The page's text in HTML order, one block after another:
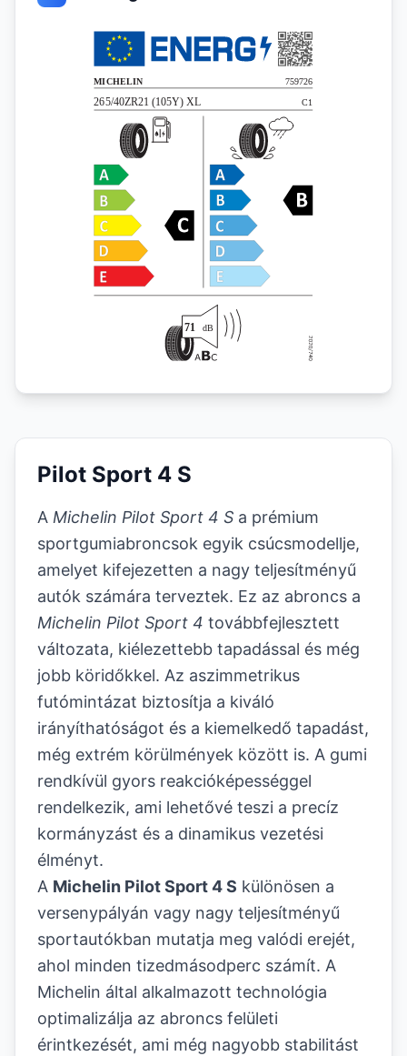
Pilot Sport 4 S
A Michelin Pilot Sport 4 S a prémium
sportgumiabroncsok egyik csúcsmodellje,
amelyet kifejezetten a nagy teljesítményű
autók számára terveztek. Ez az abroncs a
Michelin Pilot Sport 4 továbbfejlesztett
változata, kiélezettebb tapadással és még
jobb köridőkkel. Az aszimmetrikus
futómintázat biztosítja a kiváló
irányíthatóságot és a kiemelkedő tapadást,
még extrém körülmények között is. A gumi
rendkívül gyors reakcióképességgel
rendelkezik, ami lehetővé teszi a precíz
kormányzást és a dinamikus vezetési
élményt.
A Michelin Pilot Sport 4 S különösen a
versenypályán vagy nagy teljesítményű
sportautókban mutatja meg valódi erejét,
ahol minden tizedmásodperc számít. A
Michelin által alkalmazott technológia
optimalizálja az abroncs felületi
érintkezését, ami még nagyobb stabilitást